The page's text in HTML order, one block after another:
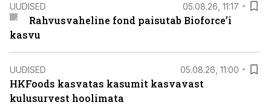
UUDISED 05.08.26, 11:17
Rahvusvaheline fond paisutab Bioforce’i
kasvu
UUDISED 05.08.26, 11:00
HKFoods kasvatas kasumit kasvavast
kulusurvest hoolimata